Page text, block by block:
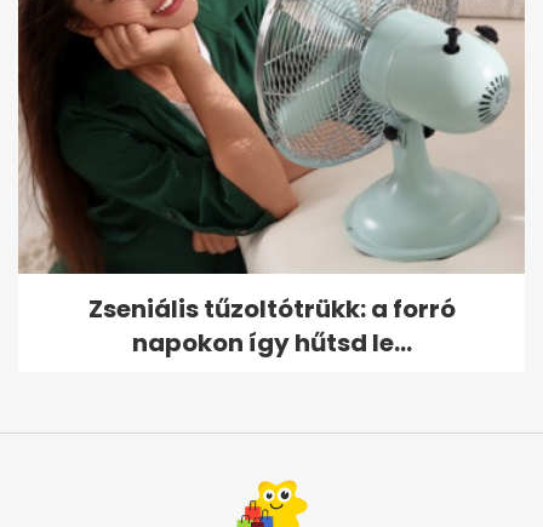
Zseniális tűzoltótrükk: a forró
napokon így hűtsd le...